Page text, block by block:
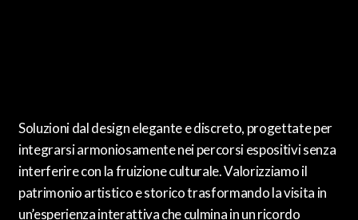
Soluzioni dal design elegante e discreto, progettate per
integrarsi armoniosamente nei percorsi espositivi senza
interferire con la fruizione culturale. Valorizziamo il
patrimonio artistico e storico trasformando la visita in
un’esperienza interattiva che culmina in un ricordo